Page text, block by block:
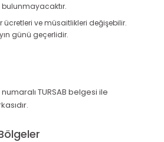
ve müsaitlikleri değişebilir.
günü geçerlidir.
numaralı TURSAB belgesi ile